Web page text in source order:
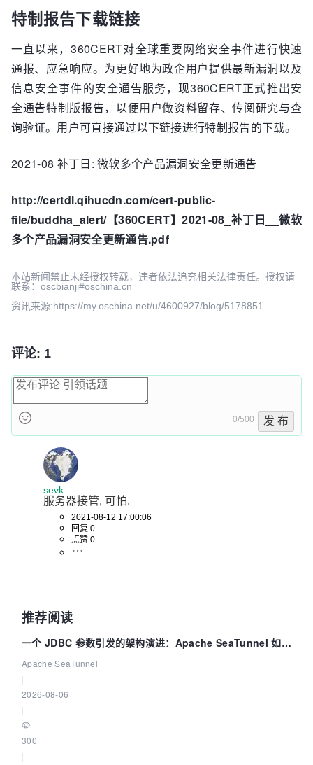
特制报告下载链接
一直以来，360CERT对全球重要网络安全事件进行快速
通报、应急响应。为更好地为政企用户提供最新漏洞以及
信息安全事件的安全通告服务，现360CERT正式推出安
全通告特制版报告，以便用户做资料留存、传阅研究与查
询验证。用户可直接通过以下链接进行特制报告的下载。
2021-08 补丁日: 微软多个产品漏洞安全更新通告
http://certdl.qihucdn.com/cert-public-
file/buddha_alert/【360CERT】2021-08_补丁日__微软
多个产品漏洞安全更新通告.pdf
本站新闻禁止未经授权转载，违者依法追究相关法律责任。授权请
联系：oscbianji#oschina.cn
资讯来源:https://my.oschina.net/u/4600927/blog/5178851
评论: 1
0/500 发 布
sevk
服务器接管, 可怕.
2021-08-12 17:00:06
回复 0
点赞 0
推荐阅读
一个 JDBC 参数引发的架构演进：Apache SeaTunnel 如何
解决数据同步中的“定时 Flush”难题
Apache SeaTunnel
2026-08-06
300